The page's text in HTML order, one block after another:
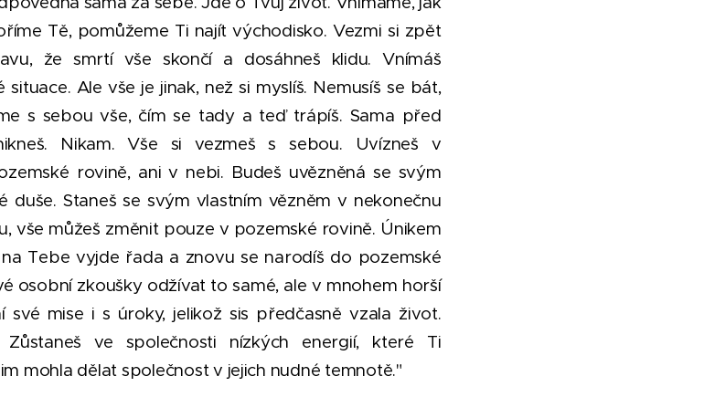
Tě, pomůžeme Ti najít východisko. Vezmi si zpět
že smrtí vše skončí a dosáhneš klidu. Vnímáš
Ale vše je jinak, než si myslíš. Nemusíš se bát,
s sebou vše, čím se tady a teď trápíš. Sama před
Nikam. Vše si vezmeš s sebou. Uvízneš v
rovině, ani v nebi. Budeš uvězněná se svým
Staneš se svým vlastním vězněm v nekonečnu
vše můžeš změnit pouze v pozemské rovině. Únikem
Tebe vyjde řada a znovu se narodíš do pozemské
osobní zkoušky odžívat to samé, ale v mnohem horší
své mise i s úroky, jelikož sis předčasně vzala život.
ve společnosti nízkých energií, které Ti
mohla dělat společnost v jejich nudné temnotě."